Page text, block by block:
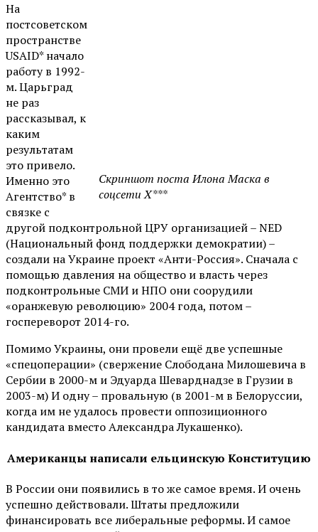
Скриншот поста Илона Маска в
соцсети X***
На
постсоветском
пространстве
USAID* начало
работу в 1992-
м. Царьград
не раз
рассказывал, к
каким
результатам
это привело.
Именно это
Агентство* в
связке с
другой подконтрольной ЦРУ организацией – NED
(Национальный фонд поддержки демократии) –
создали на Украине проект «Анти-Россия». Сначала с
помощью давления на общество и власть через
подконтрольные СМИ и НПО они соорудили
«оранжевую революцию» 2004 года, потом –
госпереворот 2014-го.
Помимо Украины, они провели ещё две успешные
«спецоперации» (свержение Слободана Милошевича в
Сербии в 2000-м и Эдуарда Шеварднадзе в Грузии в
2003-м) И одну – провальную (в 2001-м в Белоруссии,
когда им не удалось провести оппозиционного
кандидата вместо Александра Лукашенко).
Американцы написали ельцинскую Конституцию
В России они появились в то же самое время. И очень
успешно действовали. Штаты предложили
финансировать все либеральные реформы. И самое